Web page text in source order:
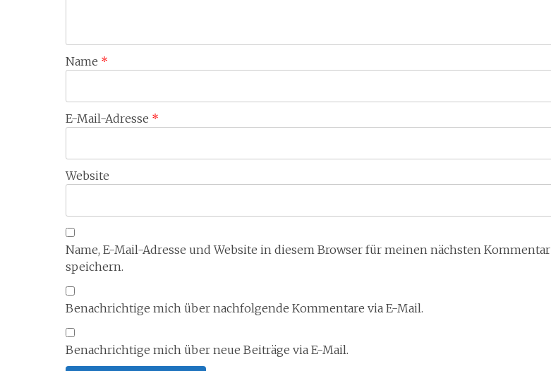
Name *
E-Mail-Adresse *
Website
Name, E-Mail-Adresse und Website in diesem Browser für meinen nächsten Kommentar
speichern.
Benachrichtige mich über nachfolgende Kommentare via E-Mail.
Benachrichtige mich über neue Beiträge via E-Mail.